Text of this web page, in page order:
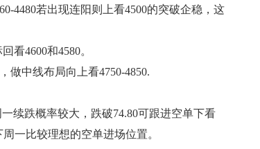
4480若出现连阳则上看4500的突破企稳，这
看4600和4580。
做中线布局向上看4750-4850.
续跌概率较大，跌破74.80可跟进空单下看
一比较理想的空单进场位置。